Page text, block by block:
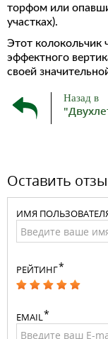
торфом или
участках).
Этот колокольчик
эффектного
своей
Назад в
Оставить
ИМЯ
РЕЙТИНГ
EMAIL